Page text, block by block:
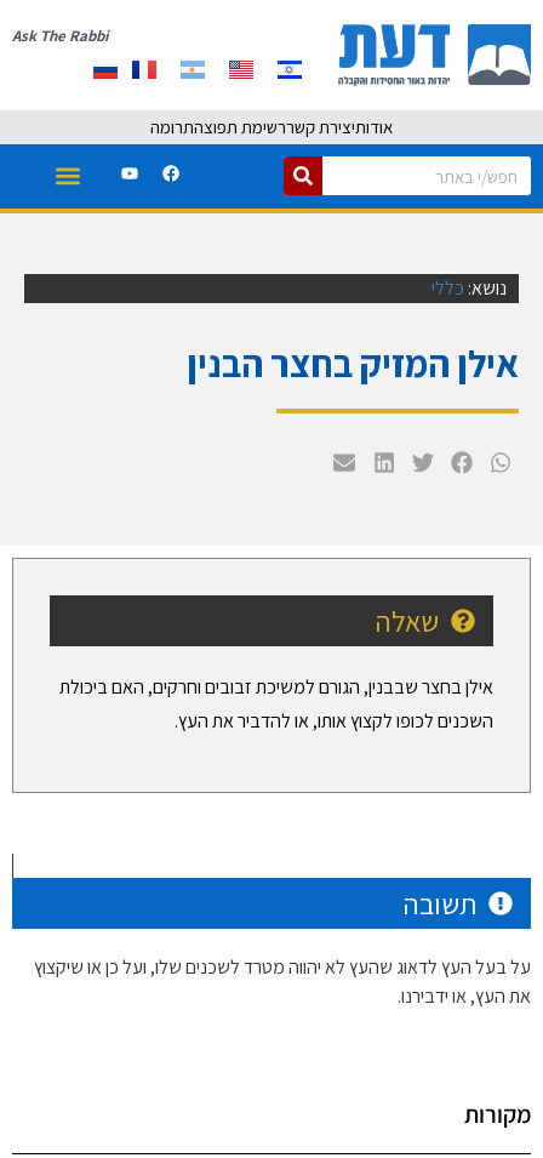
Ask The Rabbi
אודותיצירת קשררשימת תפוצהתרומה
נושא: כללי
אילן המזיק בחצר הבנין
שאלה
אילן בחצר שבבנין, הגורם למשיכת זבובים וחרקים, האם ביכולת
השכנים לכופו לקצוץ אותו, או להדביר את העץ.
תשובה
על בעל העץ לדאוג שהעץ לא יהווה מטרד לשכנים שלו, ועל כן או שיקצוץ
את העץ, או ידבירנו.
מקורות